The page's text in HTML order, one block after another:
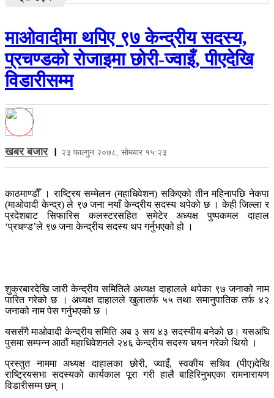
माओवादीमा थपिए ९७ केन्द्रीय सदस्य,
प्रचण्डको रोजाइमा छोरी-ज्वाइँ, पीएदेखि
विडारीसम्म
खबर बजार। २३ फाल्गुन २०७८, सोमबार १५:२३
काठमाण्डौँ । राष्ट्रिय सम्मेलन (महाधिवेशन) सकिएको तीन महिनापछि नेकपा
(माओवादी केन्द्र) ले ९७ जना नयाँ केन्द्रीय सदस्य थपेको छ । केही जिल्ला र
प्रदेशबाट सिफारिस कलस्टरसहित समेटेर अध्यक्ष पुष्पकमल दाहाल
‘प्रचण्ड’ले ९७ जना केन्द्रीय सदस्य थप गर्नुभएको हो ।
शुक्रबारदेखि जारी केन्द्रीय समितिले अध्यक्ष दाहालले थपेका ९७ जनाको नाम
पारित गरेको छ । अध्यक्ष दाहालले खुलातर्फ ५५ तथा समानुपातिक तर्फ ४२
जनाको नाम पेस गर्नुभएको छ ।
यससँगै माओवादी केन्द्रीय समिति अब ३ सय ४३ सदस्यीय बनेको छ। यसअघि
पुसमा सम्पन्न आठौं महाधिवेशनले २४६ केन्द्रीय सदस्य चयन गरेको थियो ।
प्रस्तुत नाममा अध्यक्ष दाहालका छोरी, ज्वाइँ, स्वकीय सचिव (पीए)देखि
राष्ट्रियसभा सदस्यको कार्यकाल पूरा गरी हालै बाहिरिनुभएका रामनारायण
विडारीसम्म छन् ।